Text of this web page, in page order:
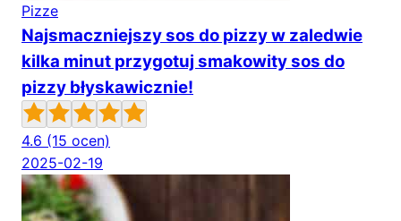
Pizze
Najsmaczniejszy sos do pizzy w zaledwie
kilka minut przygotuj smakowity sos do
pizzy błyskawicznie!
4.6 (15 ocen)
2025-02-19